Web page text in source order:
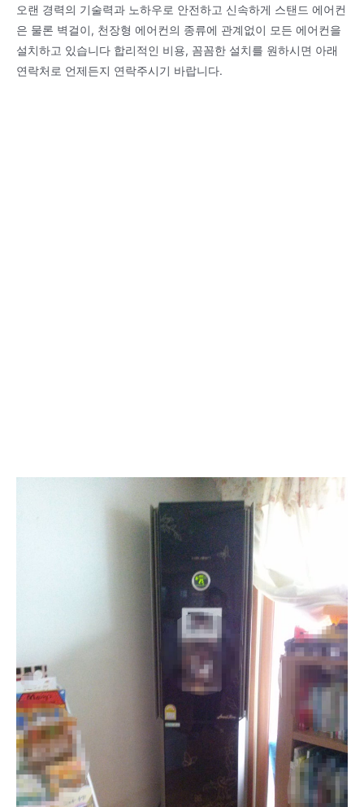
오랜 경력의 기술력과 노하우로 안전하고 신속하게 스탠드 에어컨
은 물론 벽걸이, 천장형 에어컨의 종류에 관계없이 모든 에어컨을
설치하고 있습니다 합리적인 비용, 꼼꼼한 설치를 원하시면 아래
연락처로 언제든지 연락주시기 바랍니다.